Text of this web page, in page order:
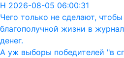
Н 2026-08-05 06:00:31
Чего только не сделают,
благополучной жизни в
денег.
А уж выборы победителей "в